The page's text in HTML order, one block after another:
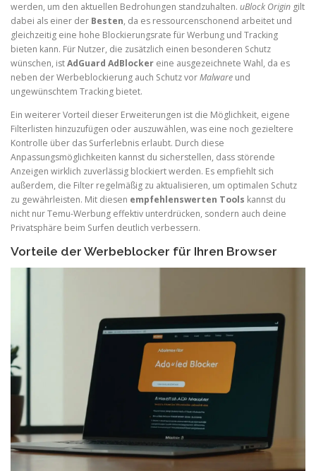
werden, um den aktuellen Bedrohungen standzuhalten. uBlock Origin gilt
dabei als einer der Besten, da es ressourcenschonend arbeitet und
gleichzeitig eine hohe Blockierungsrate für Werbung und Tracking
bieten kann. Für Nutzer, die zusätzlich einen besonderen Schutz
wünschen, istAdGuard AdBlocker eine ausgezeichnete Wahl, da es
neben der Werbeblockierung auch Schutz vorMalware und
ungewünschtem Tracking bietet.
Ein weiterer Vorteil dieser Erweiterungen ist die Möglichkeit, eigene
Filterlisten hinzuzufügen oder auszuwählen, was eine noch gezieltere
Kontrolle über das Surferlebnis erlaubt. Durch diese
Anpassungsmöglichkeiten kannst du sicherstellen, dass störende
Anzeigen wirklich zuverlässig blockiert werden. Es empfiehlt sich
außerdem, die Filter regelmäßig zu aktualisieren, um optimalen Schutz
zu gewährleisten. Mit diesen empfehlenswerten Tools kannst du
nicht nur Temu-Werbung effektiv unterdrücken, sondern auch deine
Privatsphäre beim Surfen deutlich verbessern.
Vorteile der Werbeblocker für Ihren Browser